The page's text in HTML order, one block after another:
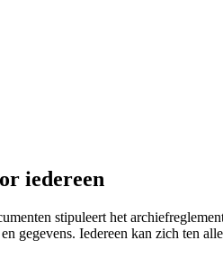
iedereen
stipuleert het
gegevens. Iedereen kan zich ten